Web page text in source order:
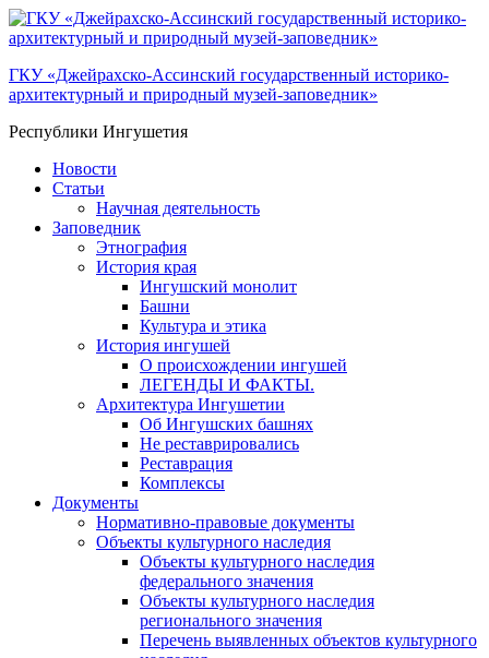
ГКУ «Джейрахско-Ассинcкий государственный историко-
архитектурный и природный музей-заповедник»
Республики Ингушетия
Новости
Статьи
Научная деятельность
Заповедник
Этнография
История края
Ингушский монолит
Башни
Культура и этика
История ингушей
О происхождении ингушей
ЛЕГЕНДЫ И ФАКТЫ.
Архитектура Ингушетии
Об Ингушских башнях
Не реставрировались
Реставрация
Комплексы
Документы
Нормативно-правовые документы
Объекты культурного наследия
Объекты культурного наследия
федерального значения
Объекты культурного наследия
регионального значения
Перечень выявленных объектов культурного